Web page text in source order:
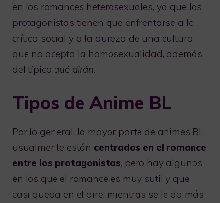
en los romances heterosexuales, ya que los
protagonistas tienen que enfrentarse a la
crítica social y a la dureza de una cultura
que no acepta la homosexualidad, además
del típico qué dirán.
Tipos de Anime BL
Por lo general, la mayor parte de animes BL
usualmente están centrados en el romance
entre los protagonistas, pero hay algunos
en los que el romance es muy sutil y que
casi queda en el aire, mientras se le da más